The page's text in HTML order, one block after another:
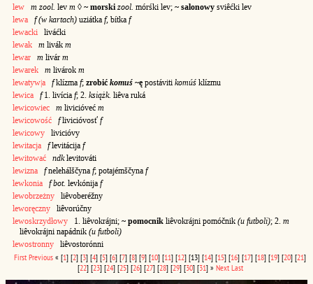
lew
m zool. lev m ◊ ~ morski zool. mórśki lev; ~ salonowy sviêćki lev
lewa
f (w kartach) uziátka f, bítka f
lewacki liváćki
lewak
m livák m
lewar
m livár m
lewarek
m livárok m
lewatyw|a
fklízma f; zrobić komuś ~ę postáviti komúś klízmu
lewica
f1. livícia f; 2. książk. liêva ruká
lewicowiec
m livicióveć m
lewicowość
flivicióvosť f
lewicowy livicióvy
lewitacja
flevitácija f
lewitować
ndklevitováti
lewizna
fnelehálščyna f; potajémščyna f
lewkonia
f bot. levkónija f
lewobrzeżny liêvoberéžny
leworęczny liêvorúčny
lewoskrzydłowy 1. liêvokrájni; ~ pomocnik liêvokrájni pomóčnik (u futboli); 2. m
liêvokrájni napádnik (u futboli)
lewostronny liêvostorónni
First Previous « [1] [2] [3] [4] [5] [6] [7] [8] [9] [10] [11] [12] [13] [14] [15] [16] [17] [18] [19] [20] [21]
[22] [23] [24] [25] [26] [27] [28] [29] [30] [31]» Next Last